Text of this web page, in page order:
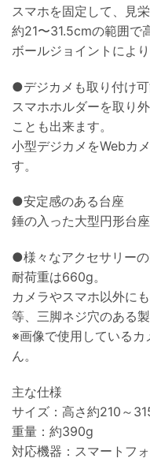
スマホを固定して、見
約21〜31.5cmの範囲で
ボールジョイントによ
●デジカメも取り付け
スマホホルダーを取り
ことも出来ます。
小型デジカメをWebカ
す。
●安定感のある台座
錘の入った大型円形台
●様々なアクセサリー
耐荷重は660g。
カメラやスマホ以外に
等、三脚ネジ穴のある
※画像で使用している
ん。
主な仕様
サイズ：高さ約210～
重量：約390g
対応機器：スマートフ